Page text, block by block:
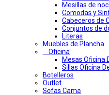
Mesillas de
Comodas y
Cabeceros de
Conjuntos de
Literas
Muebles de Plancha
Oficina
Mesas Oficina
Sillas Oficina
Botelleros
Outlet
Sofas Cama